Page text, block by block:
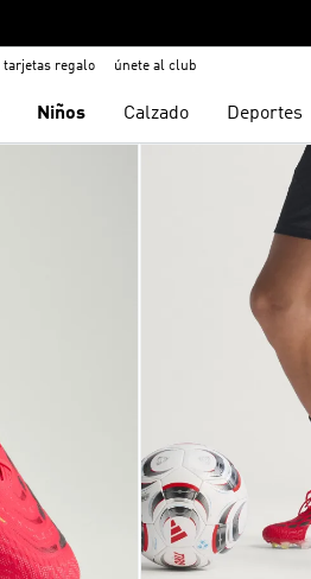
tarjetas regalo únete al club
Niños Calzado Deportes